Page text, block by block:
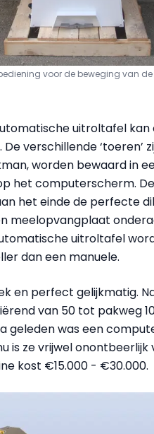
voor de beweging van
uitroltafel kan
verschillende ‘toeren’
worden bewaard in
het com­puterscherm.
het einde de perfecte
meelopvangplaat
uitroltafel
dan een manuele.
en perfect gelijkmatig.
van 50 tot pakweg
geleden was een
is ze vrijwel
kost €15.000 - €30.000.